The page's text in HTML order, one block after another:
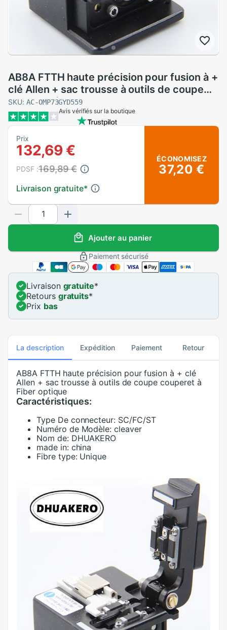
AB8A FTTH haute précision pour fusion à +
clé Allen + sac trousse à outils de coupe
couperet à Fiber optique
SKU: AC-OMP73GYD559
Avis vérifiés sur la boutique
Prix
132,69 €
Livraison gratuite*
PDSF :169,89 €
ÉCONOMISEZ
37,20 €
Ajouter au panier
Paiement sécurisé
Livraison gratuite*
Retours gratuits*
Prix bas
La description Expédition Paiement Retour
AB8A FTTH haute précision pour fusion à + clé
Allen + sac trousse à outils de coupe couperet à
Fiber optique
Caractéristiques:
Type De connecteur: SC/FC/ST
Numéro de Modèle: cleaver
Nom de: DHUAKERO
made in: china
Fibre type: Unique